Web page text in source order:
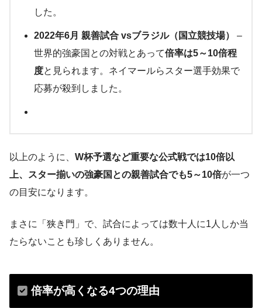
した。
2022年6月 親善試合 vsブラジル（国立競技場）
–
世界的強豪国との対戦とあって倍率は5～10倍程
度と見られます​。ネイマールらスター選手効果で
応募が殺到しました。
以上のように、 W杯予選など重要な公式戦では10倍以
上、スター揃いの強豪国との親善試合でも5～10倍が一つ
の目安になります​。
まさに「狭き門」で、試合によっては数十人に1人しか当
たらないことも珍しくありません。
倍率が高くなる4つの理由